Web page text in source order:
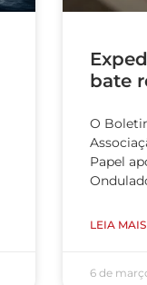
bate
O
Papel
LEIA MAIS
6 de